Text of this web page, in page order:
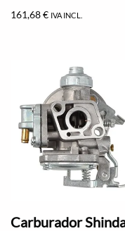
161,68€ IVA INCL.
Carburador